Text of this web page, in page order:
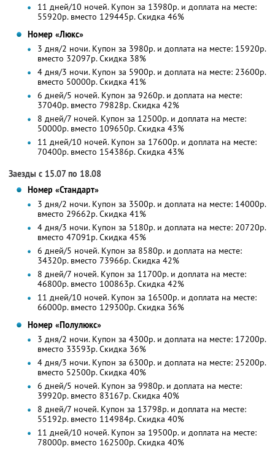
11 дней/10 ночей. Купон за 13980р. и доплата на месте:
55920р. вместо 129445р. Скидка 46%
Номер «Люкс»
3 дня/2 ночи. Купон за 3980р. и доплата на месте: 15920р.
вместо 32097р.Скидка 38%
4 дня/3 ночи. Купон за 5900р. и доплата на месте: 23600р.
вместо 50000р.Скидка 41%
6 дней/5 ночей. Купон за 9260р. и доплата на месте:
37040р. вместо 79828р. Скидка 42%
8 дней/7 ночей. Купон за 12500р. и доплата на месте:
50000р. вместо 109650р. Скидка 43%
11 дней/10 ночей. Купон за 17600р. и доплата на месте:
70400р. вместо 154386р. Скидка 43%
Заезды с 15.07 по 18.08
Номер «Стандарт»
3 дня/2 ночи. Купон за 3500р. и доплата на месте: 14000р.
вместо 29662р.Скидка 41%
4 дня/3 ночи. Купон за 5180р. и доплата на месте: 20720р.
вместо 47091р.Скидка 45%
6 дней/5 ночей. Купон за 8580р. и доплата на месте:
34320р. вместо 73966р. Скидка 42%
8 дней/7 ночей. Купон за 11700р. и доплата на месте:
46800р. вместо 100863р. Скидка 42%
11 дней/10 ночей. Купон за 16500р. и доплата на месте:
66000р. вместо 129300р. Скидка 36%
Номер «Полулюкс»
3 дня/2 ночи. Купон за 4300р. и доплата на месте: 17200р.
вместо 33593р.Скидка 36%
4 дня/3 ночи. Купон за 6300р. и доплата на месте: 25200р.
вместо 52500р.Скидка 40%
6 дней/5 ночей. Купон за 9980р. и доплата на месте:
39920р. вместо 83167р. Скидка 40%
8 дней/7 ночей. Купон за 13798р. и доплата на месте:
55192р. вместо 114984р. Скидка 40%
11 дней/10 ночей. Купон за 19500р. и доплата на месте:
78000р. вместо 162500р. Скидка 40%